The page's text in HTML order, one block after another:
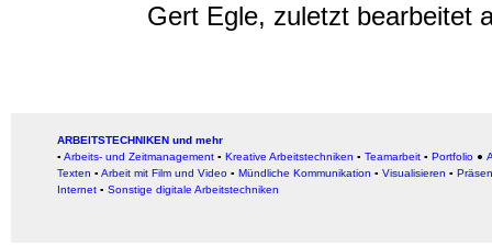
Gert Egle, zuletzt bearbeitet
ARBEITSTECHNIKEN und mehr
▪ Arbeits- und Zeitmanagement ▪ Kreative Arbeitstechniken ▪ Teamarbeit ▪ Portfolio ●
Texten ▪ Arbeit mit Film und Video ▪ Mündliche Kommunikation ▪ Visualisieren ▪
Internet ▪ Sonstige digitale Arbeitstechniken